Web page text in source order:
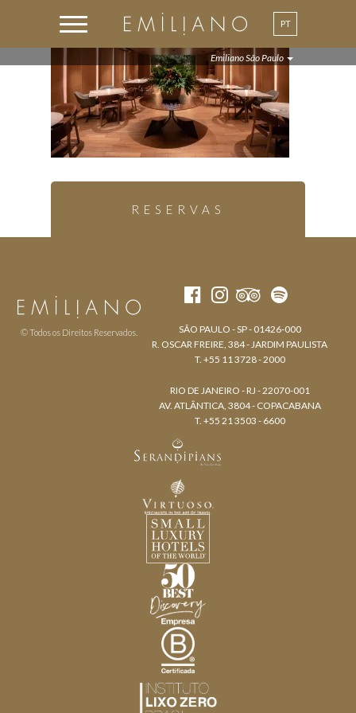
PT
EN
Emiliano São Paulo
RESERVAS
© Todos os Direitos Reservados.
SÃO PAULO - SP - 01426-000
R. OSCAR FREIRE, 384 - JARDIM PAULISTA
T. +55 11 3728 - 2000
RIO DE JANEIRO - RJ - 22070-001
AV. ATLÂNTICA, 3804 - COPACABANA
T. +55 21 3503 - 6600